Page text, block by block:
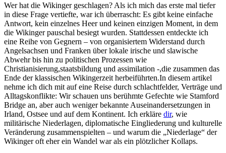
Wer‌ hat⁤ die‌ Wikinger geschlagen? ⁢Als ich ⁣mich das erste mal tiefer​
in diese Frage vertiefte, war ich ⁤überrascht: Es ⁢gibt‌ keine​ einfache‍
Antwort, kein einzelnes Heer und​ keinen​ einzigen Moment, in‌ dem
die Wikinger pauschal besiegt wurden. Stattdessen entdeckte ‍ich
eine​ Reihe von Gegnern – von organisiertem Widerstand durch
Angelsachsen und⁢ Franken über lokale‍ irische und⁤ slawische⁤
Abwehr bis hin ⁣zu⁢ politischen Prozessen wie
Christianisierung,staatsbildung ‍und assimilation⁣ -,die⁤ zusammen das
⁣Ende der klassischen Wikingerzeit herbeiführten.In diesem artikel
nehme⁤ ich dich mit auf eine Reise durch ‍schlachtfelder, ⁢Verträge und
Alltagskonflikte: Wir schauen ⁢uns berühmte Gefechte⁢ wie ⁢Stamford
Bridge an, ‌aber ⁣auch weniger bekannte Auseinandersetzungen in
⁣Irland, Ostsee und auf dem Kontinent. Ich erkläre dir, wie⁢
militärische Niederlagen, diplomatische ⁣Eingliederung ⁣und‌ kulturelle
Veränderung⁣ zusammenspielten – und‍ warum die „Niederlage“ der
Wikinger oft ​eher ein Wandel war als ein ‍plötzlicher Kollaps.